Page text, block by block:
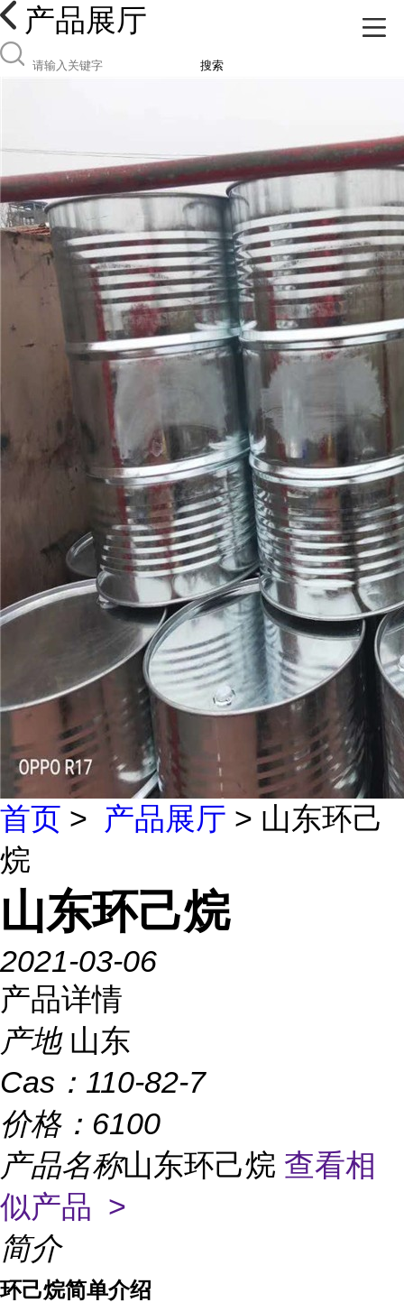
产品展厅
搜索
首页 > 产品展厅 > 山东环己
烷
山东环己烷
2021-03-06
产品详情
产地 山东
Cas： 110-82-7
价格： 6100
产品名称山东环己烷 查看相
似产品 >
简介
环己烷简单介绍